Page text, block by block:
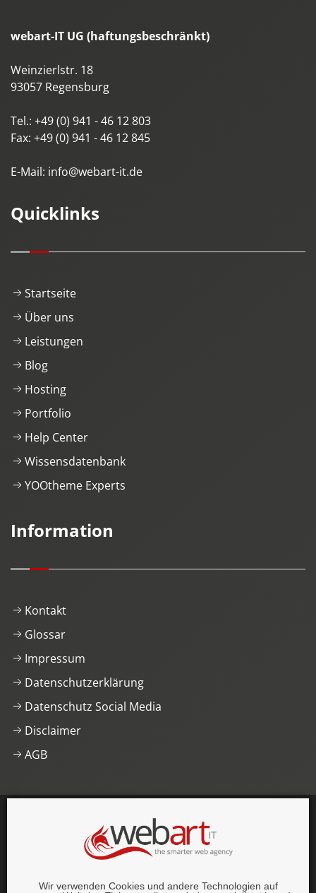
Wir verwenden Cookies und andere Technologien auf
webart-IT UG (haftungsbeschränkt)
Weinzierlstr. 18
93057 Regensburg
Tel.: +49 (0) 941 - 46 12 803
Fax: +49 (0) 941 - 46 12 845
E-Mail: info@webart-it.de
Quicklinks
Startseite
Über uns
Leistungen
Blog
Hosting
Portfolio
Help Center
Wissensdatenbank
YOOtheme Experts
Information
Kontakt
Glossar
Impressum
Datenschutzerklärung
Datenschutz Social Media
Disclaimer
AGB
This website was proudly built with , lots of
CSS3.
Alle Rechte vorbehalten.